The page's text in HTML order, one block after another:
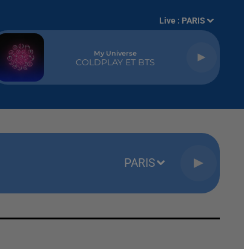
Live : PARIS
My Universe
COLDPLAY ET BTS
PARIS